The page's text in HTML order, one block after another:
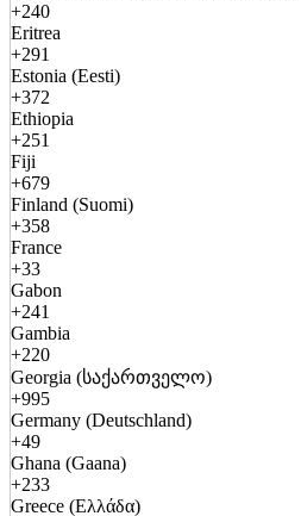
+240
Eritrea
+291
Estonia (Eesti)
+372
Ethiopia
+251
Fiji
+679
Finland (Suomi)
+358
France
+33
Gabon
+241
Gambia
+220
Georgia (საქართველო)
+995
Germany (Deutschland)
+49
Ghana (Gaana)
+233
Greece (Ελλάδα)